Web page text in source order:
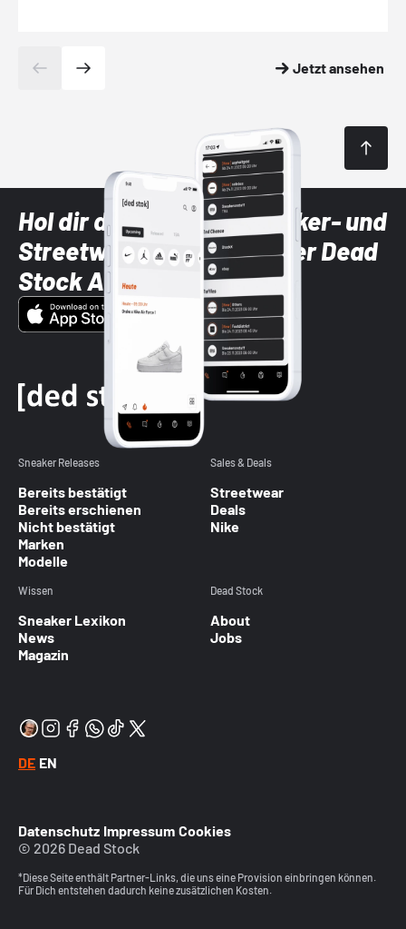
Jetzt ansehen
Hol dir die neuesten Sneaker- und
Streetwear-Brands mit der Dead
Stock App
Sneaker Releases
Bereits bestätigt
Bereits erschienen
Nicht bestätigt
Marken
Modelle
Sales & Deals
Streetwear
Deals
Nike
Wissen
Sneaker Lexikon
News
Magazin
Dead Stock
About
Jobs
DE EN
Datenschutz Impressum Cookies
© 2026 Dead Stock
*Diese Seite enthält Partner-Links, die uns eine Provision einbringen können.
Für Dich entstehen dadurch keine zusätzlichen Kosten.